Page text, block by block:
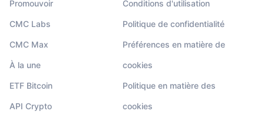
Promouvoir
CMC Labs
CMC Max
À la une
ETF Bitcoin
API Crypto
Conditions d'utilisation
Politique de confidentialité
Préférences en matière de
cookies
Politique en matière des
cookies